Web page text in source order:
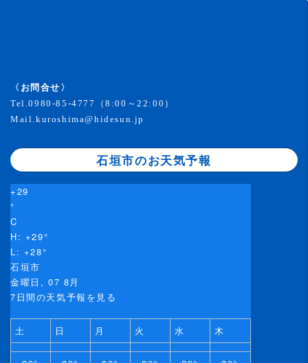
〈お問合せ〉
Tel.0980-85-4777
（8:00～22:00）
Mail. kuroshima@hidesun.jp
石垣市のお天気予報
+29
°
C
H: +29°
L: +28°
石垣市
金曜日, 07 8月
7日間の天気予報を見る
土 日 月 火 水 木